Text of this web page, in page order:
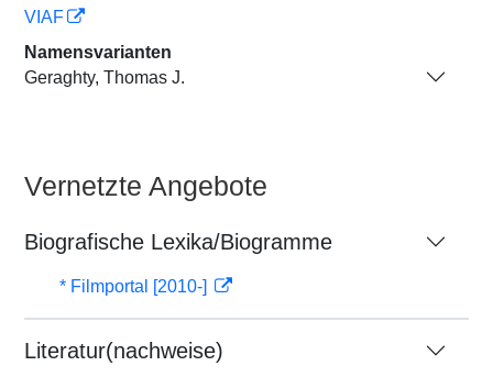
VIAF
Namensvarianten
Geraghty, Thomas J.
Vernetzte Angebote
Biografische Lexika/Biogramme
* Filmportal [2010-]
Literatur(nachweise)